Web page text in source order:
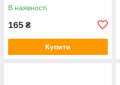
В наявності
165 ₴
Купити